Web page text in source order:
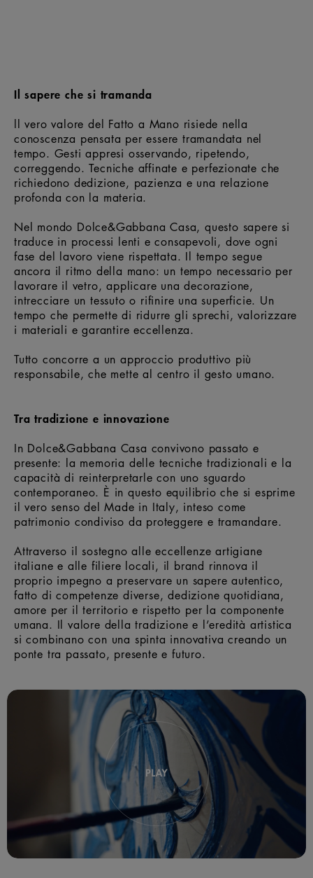
Il sapere che si tramanda
ll vero valore del Fatto a Mano risiede nella
conoscenza pensata per essere tramandata nel
tempo. Gesti appresi osservando, ripetendo,
correggendo. Tecniche affinate e perfezionate che
richiedono dedizione, pazienza e una relazione
profonda con la materia.
Nel mondo Dolce&Gabbana Casa, questo sapere si
traduce in processi lenti e consapevoli, dove ogni
fase del lavoro viene rispettata. Il tempo segue
ancora il ritmo della mano: un tempo necessario per
lavorare il vetro, applicare una decorazione,
intrecciare un tessuto o rifinire una superficie. Un
tempo che permette di ridurre gli sprechi, valorizzare
i materiali e garantire eccellenza.
Tutto concorre a un approccio produttivo più
responsabile, che mette al centro il gesto umano.
Tra tradizione e innovazione
In Dolce&Gabbana Casa convivono passato e
presente: la memoria delle tecniche tradizionali e la
capacità di reinterpretarle con uno sguardo
contemporaneo. È in questo equilibrio che si esprime
il vero senso del Made in Italy, inteso come
patrimonio condiviso da proteggere e tramandare.
Attraverso il sostegno alle eccellenze artigiane
italiane e alle filiere locali, il brand rinnova il
proprio impegno a preservare un sapere autentico,
fatto di competenze diverse, dedizione quotidiana,
amore per il territorio e rispetto per la componente
umana. Il valore della tradizione e l’eredità artistica
si combinano con una spinta innovativa creando un
ponte tra passato, presente e futuro.